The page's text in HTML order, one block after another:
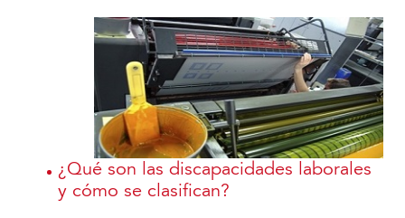
¿Qué son las discapacidades laborales
y cómo se clasifican?